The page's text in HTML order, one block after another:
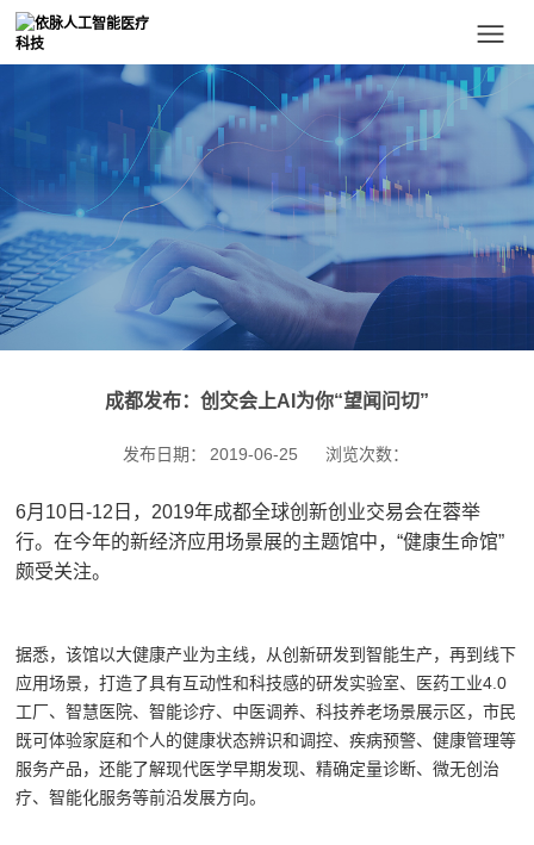
成都发布：创交会上AI为你“望闻问切”
发布日期： 2019-06-25 浏览次数：
6月10日-12日，2019年成都全球创新创业交易会在蓉举
行。在今年的新经济应用场景展的主题馆中，“健康生命馆”
颇受关注。
据悉，该馆以大健康产业为主线，从创新研发到智能生产，再到线下
应用场景，打造了具有互动性和科技感的研发实验室、医药工业4.0
工厂、智慧医院、智能诊疗、中医调养、科技养老场景展示区，市民
既可体验家庭和个人的健康状态辨识和调控、疾病预警、健康管理等
服务产品，还能了解现代医学早期发现、精确定量诊断、微无创治
疗、智能化服务等前沿发展方向。